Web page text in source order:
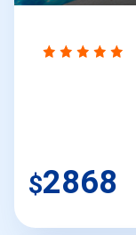
$2868